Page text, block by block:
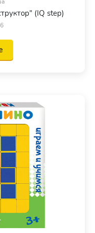
(IQ step)